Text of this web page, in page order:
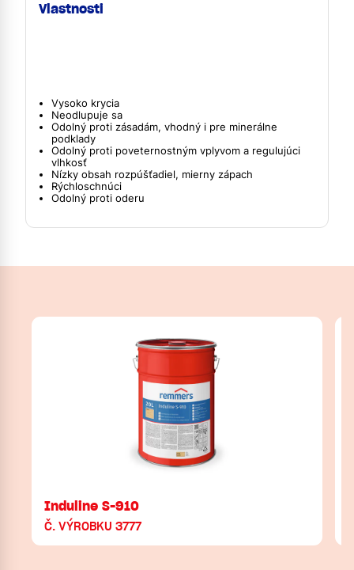
Vlastnosti
Vysoko krycia
Neodlupuje sa
Odolný proti zásadám, vhodný i pre minerálne
podklady
Odolný proti poveternostným vplyvom a regulujúci
vlhkosť
Nízky obsah rozpúšťadiel, mierny zápach
Rýchloschnúci
Odolný proti oderu
Induline S-910
Č. VÝROBKU 3777